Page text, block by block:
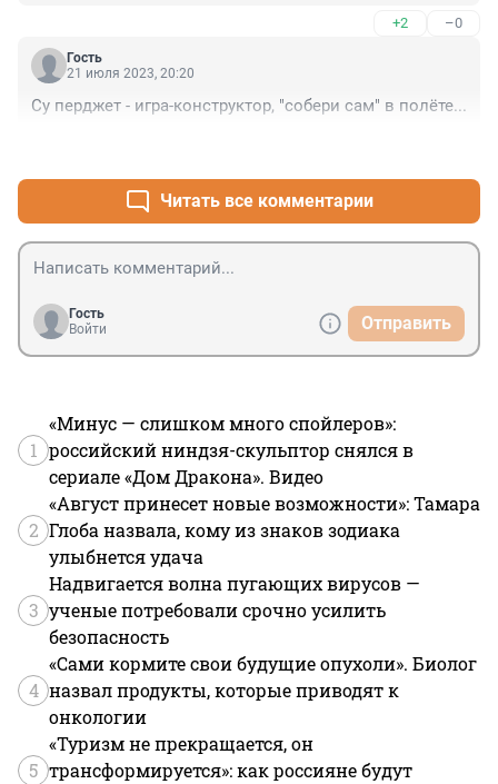
+2 –0
Гость
21 июля 2023, 20:20
Су перджет - игра-конструктор, "собери сам" в полёте...
Читать все комментарии
Гость
Войти
Отправить
1
«Минус — слишком много спойлеров»:
российский ниндзя-скульптор снялся в
сериале «Дом Дракона». Видео
2
«Август принесет новые возможности»: Тамара
Глоба назвала, кому из знаков зодиака
улыбнется удача
3
Надвигается волна пугающих вирусов —
ученые потребовали срочно усилить
безопасность
4
«Сами кормите свои будущие опухоли». Биолог
назвал продукты, которые приводят к
онкологии
5
«Туризм не прекращается, он
трансформируется»: как россияне будут